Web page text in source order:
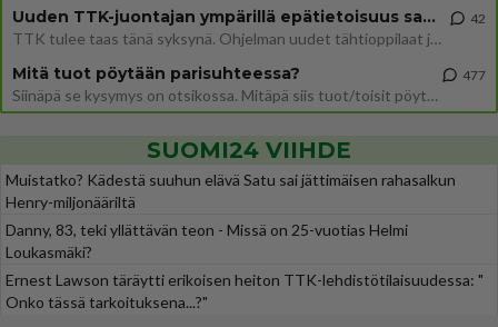
Uuden TTK-juontajan ympärillä epätietoisuus sakenee - Nyt MTV hämmentää soppaa
TTK tulee taas tänä syksynä. Ohjelman uudet tähtioppilaat julkistetaan torstaina 6. elokuuta klo 14 alkavassa lehdistö
42
Mitä tuot pöytään parisuhteessa?
Siinäpä se kysymys on otsikossa. Mitäpä siis tuot/toisit pöytään parisuhteessa? Oletko mies vai nainen? Koetko sen mitä
477
SUOMI24 VIIHDE
Muistatko? Kädestä suuhun elävä Satu sai jättimäisen rahasalkun
Henry-miljonääriltä
Danny, 83, teki yllättävän teon - Missä on 25-vuotias Helmi
Loukasmäki?
Ernest Lawson täräytti erikoisen heiton TTK-lehdistötilaisuudessa: "
Onko tässä tarkoituksena...?"